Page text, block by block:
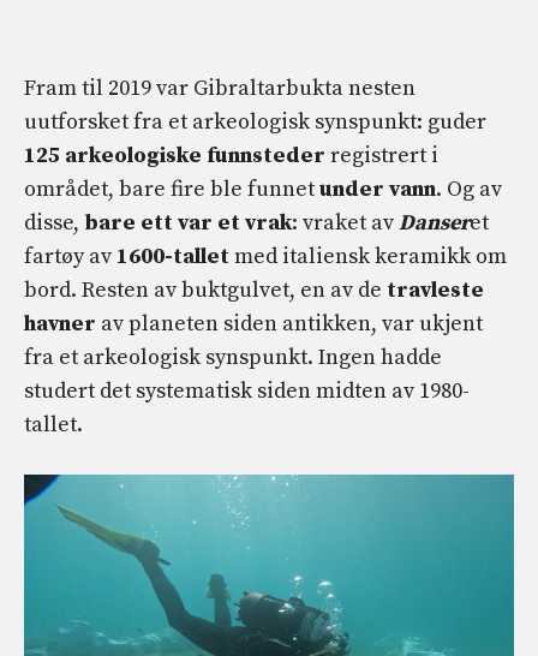
Fram til 2019 var Gibraltarbukta nesten
uutforsket fra et arkeologisk synspunkt: guder
125 arkeologiske funnsteder registrert i
området, bare fire ble funnetunder vann. Og av
disse, bare ett var et vrak: vraket avDanseret
fartøy av 1600-talletmed italiensk keramikk om
bord. Resten av buktgulvet, en av de travleste
havner av planeten siden antikken, var ukjent
fra et arkeologisk synspunkt. Ingen hadde
studert det systematisk siden midten av 1980-
tallet.